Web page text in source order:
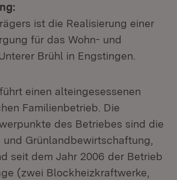
ist die Realisierung einer
für das Wohn- und
Brühl in Engstingen.
einen alteingesessenen
Familienbetrieb. Die
des Betriebes sind die
Grünlandbewirtschaftung,
seit dem Jahr 2006 der Betrieb
(zwei Blockheizkraftwerke,